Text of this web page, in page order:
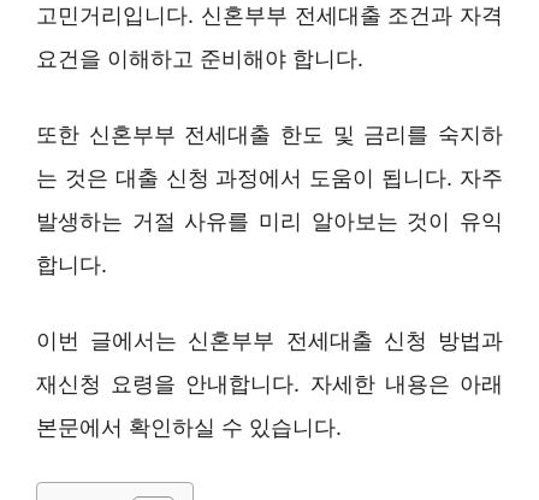
고민거리입니다. 신혼부부 전세대출 조건과 자격
요건을 이해하고 준비해야 합니다.
또한 신혼부부 전세대출 한도 및 금리를 숙지하
는 것은 대출 신청 과정에서 도움이 됩니다. 자주
발생하는 거절 사유를 미리 알아보는 것이 유익
합니다.
이번 글에서는 신혼부부 전세대출 신청 방법과
재신청 요령을 안내합니다. 자세한 내용은 아래
본문에서 확인하실 수 있습니다.